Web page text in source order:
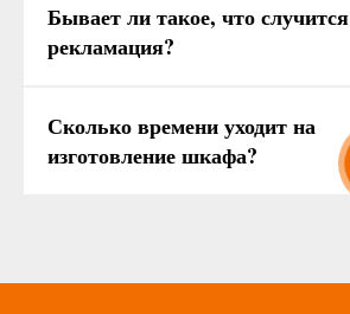
Бывает ли такое, что случится
рекламация?
Сколько времени уходит на
изготовление шкафа?